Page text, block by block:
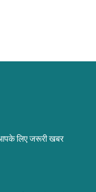
लिए जरूरी खबर